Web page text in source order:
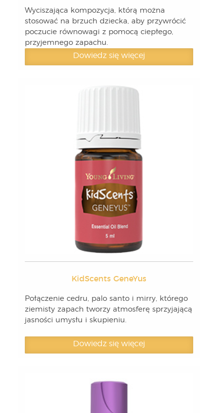
Wyciszająca kompozycja, którą można
stosować na brzuch dziecka, aby przywrócić
poczucie równowagi z pomocą ciepłego,
przyjemnego zapachu.
Dowiedz się więcej
KidScents GeneYus
Połączenie cedru, palo santo i mirry, którego
ziemisty zapach tworzy atmosferę sprzyjającą
jasności umysłu i skupieniu.
Dowiedz się więcej